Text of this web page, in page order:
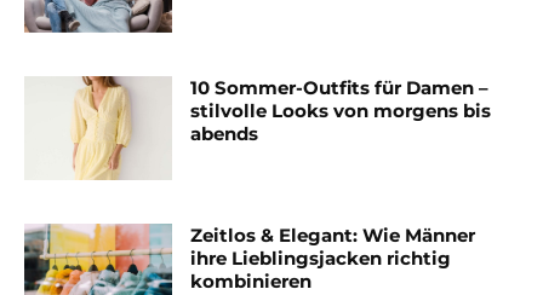
10 Sommer-Outfits für Damen –
stilvolle Looks von morgens bis
abends
Zeitlos & Elegant: Wie Männer
ihre Lieblingsjacken richtig
kombinieren